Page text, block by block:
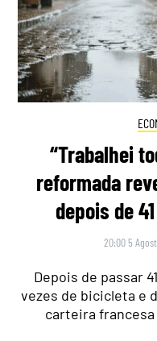
“Trabalhei
reformada
depois de
20:00 5
Depois de passar
vezes de bicicleta e
carteira